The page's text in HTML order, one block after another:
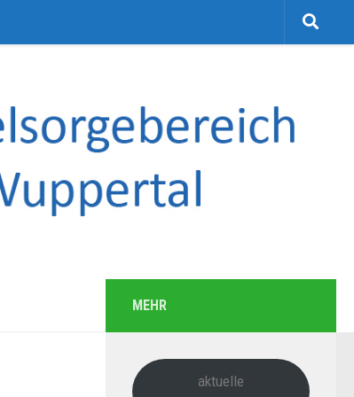
MEHR
aktuelle